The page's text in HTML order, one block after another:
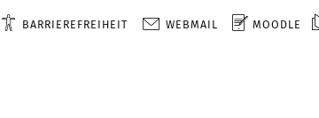
BARRIEREFREIHEIT WEBMAIL MOODLE